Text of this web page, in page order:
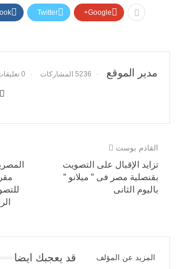
Twitter Google+
مدير الموقع 5236 المشاركات 0 تعليقات
القادم بوست
تزايد الإقبال على التصويت
بقنصلية مصر فى ” ميلانو ”
باليوم الثانى
قد يعجبك ايضا المزيد عن المؤلف